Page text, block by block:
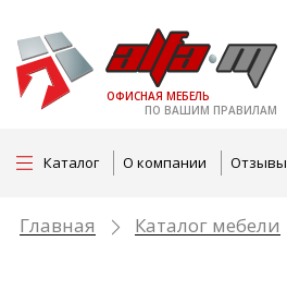
ОФИСНАЯ МЕБЕЛЬ
ПО ВАШИМ ПРАВИЛАМ
Каталог О компании Отзывы
Главная Каталог мебели